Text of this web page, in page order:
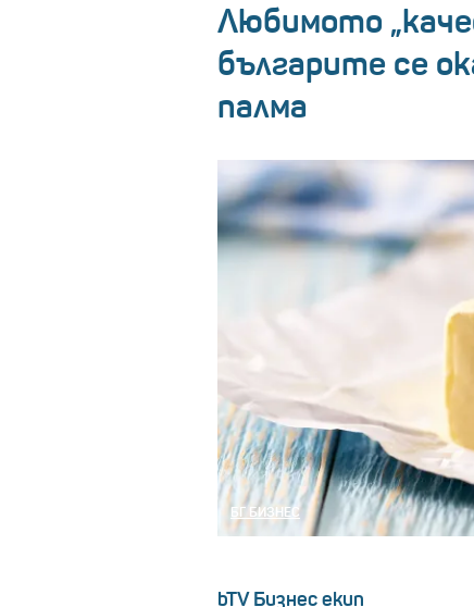
Любимото
българите се
палма
БГ БИЗНЕС
bTV Бизнес екип